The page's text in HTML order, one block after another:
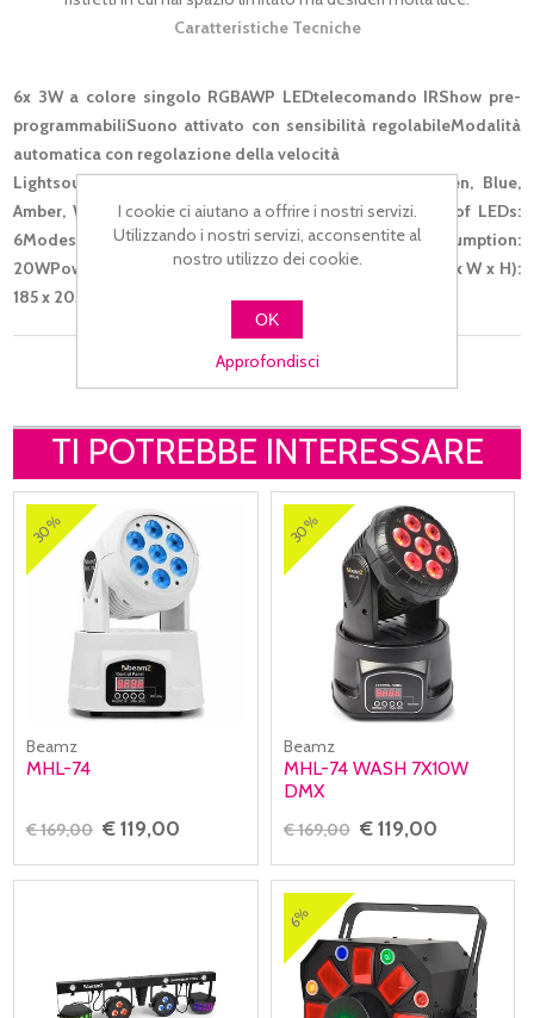
Caratteristiche Tecniche
6x 3W a colore singolo RGBAWP LEDtelecomando IRShow pre-
programmabiliSuono attivato con sensibilità regolabileModalità
automatica con regolazione della velocità
Lightsource: Single colour LEDLED Colours: Red, Green, Blue,
Amber, White, Ultra VioletLED Power (W): 3WQuantity of LEDs:
6Modes: Automatic programs, Sound to LightPower consumption:
20WPower Supply: 100-240VAC 50/60HzDimensions (L x W x H):
185 x 205 x 190mmWeight (kg): 1.0000
TI POTREBBE INTERESSARE
30%
Beamz
MHL-74
€ 169,00 € 119,00
30%
Beamz
MHL-74 WASH 7X10W
DMX
€ 169,00 € 119,00
6%
I cookie ci aiutano a offrire i nostri servizi.
Utilizzando i nostri servizi, acconsentite al
nostro utilizzo dei cookie.
OK
Approfondisci